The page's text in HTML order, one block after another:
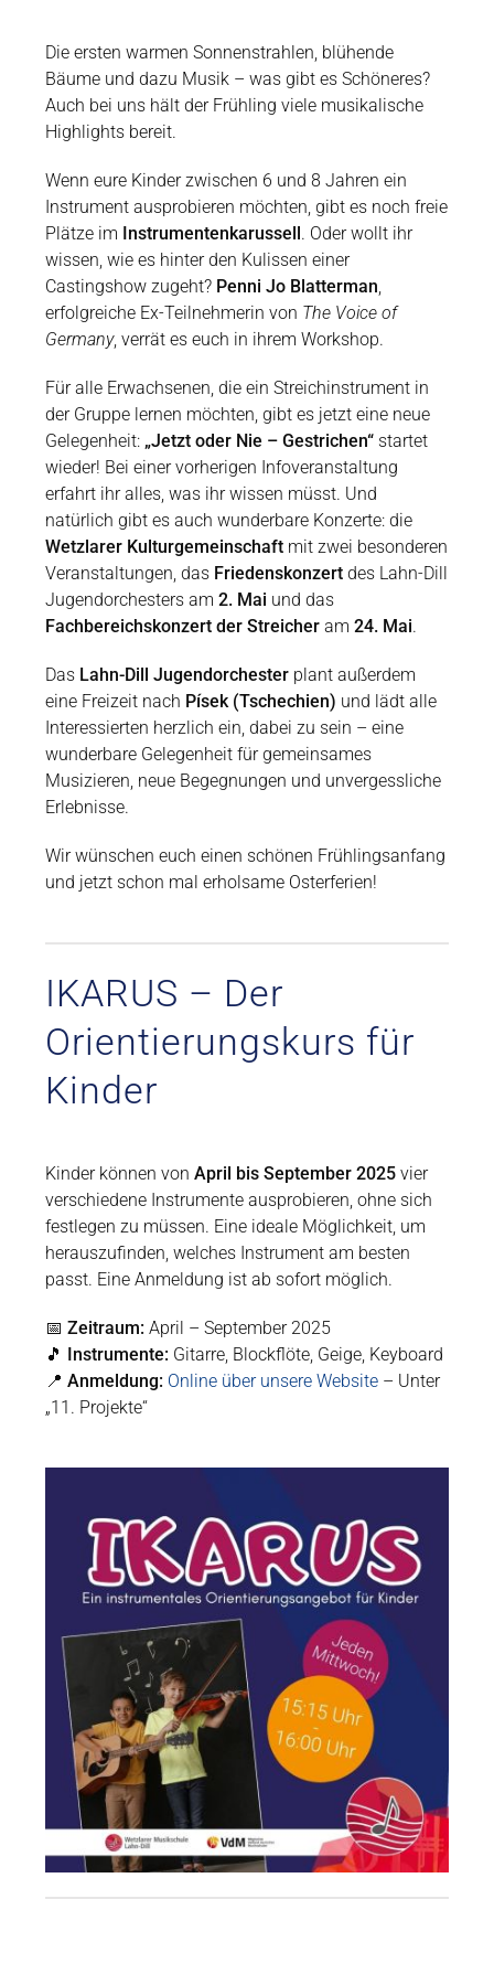
Die ersten warmen Sonnenstrahlen, blühende
Bäume und dazu Musik – was gibt es Schöneres?
Auch bei uns hält der Frühling viele musikalische
Highlights bereit.
Wenn eure Kinder zwischen 6 und 8 Jahren ein
Instrument ausprobieren möchten, gibt es noch freie
Plätze im Instrumentenkarussell . Oder wollt ihr
wissen, wie es hinter den Kulissen einer
Castingshow zugeht? Penni Jo Blatterman,
erfolgreiche Ex-Teilnehmerin von The Voice of
Germany, verrät es euch in ihrem Workshop.
Für alle Erwachsenen, die ein Streichinstrument in
der Gruppe lernen möchten, gibt es jetzt eine neue
Gelegenheit: „Jetzt oder Nie – Gestrichen“startet
wieder! Bei einer vorherigen Infoveranstaltung
erfahrt ihr alles, was ihr wissen müsst. Und
natürlich gibt es auch wunderbare Konzerte: die
Wetzlarer Kulturgemeinschaftmit zwei besonderen
Veranstaltungen, das Friedenskonzertdes Lahn-Dill
Jugendorchesters am 2. Mai und das
Fachbereichskonzert der Streicheram 24. Mai.
Das Lahn-Dill Jugendorchesterplant außerdem
eine Freizeit nach Písek (Tschechien) und lädt alle
Interessierten herzlich ein, dabei zu sein – eine
wunderbare Gelegenheit für gemeinsames
Musizieren, neue Begegnungen und unvergessliche
Erlebnisse.
Wir wünschen euch einen schönen Frühlingsanfang
und jetzt schon mal erholsame Osterferien!
IKARUS – Der
Orientierungskurs für
Kinder
Kinder können von April bis September 2025vier
verschiedene Instrumente ausprobieren, ohne sich
festlegen zu müssen. Eine ideale Möglichkeit, um
herauszufinden, welches Instrument am besten
passt. Eine Anmeldung ist ab sofort möglich.
📅 Zeitraum: April – September 2025
🎵
Instrumente: Gitarre, Blockflöte, Geige, Keyboard
📍 Anmeldung: Online über unsere Website – Unter
„11. Projekte“